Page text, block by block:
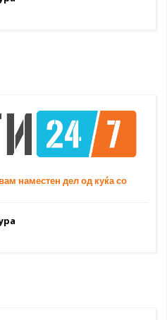
наместен дел од куќа со